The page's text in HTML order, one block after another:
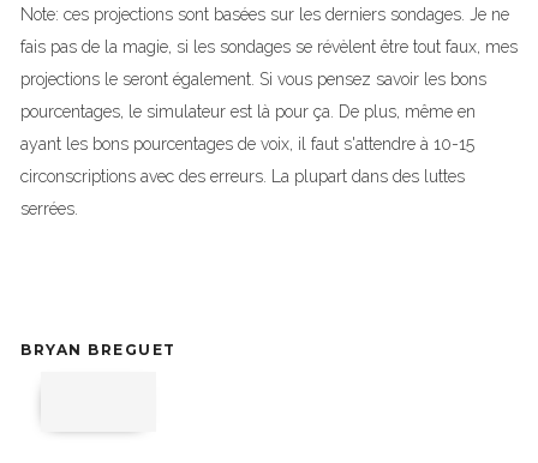
Note: ces projections sont basées sur les derniers sondages. Je ne
fais pas de la magie, si les sondages se révèlent être tout faux, mes
projections le seront également. Si vous pensez savoir les bons
pourcentages, le simulateur est là pour ça. De plus, même en
ayant les bons pourcentages de voix, il faut s'attendre à 10-15
circonscriptions avec des erreurs. La plupart dans des luttes
serrées.
BRYAN BREGUET